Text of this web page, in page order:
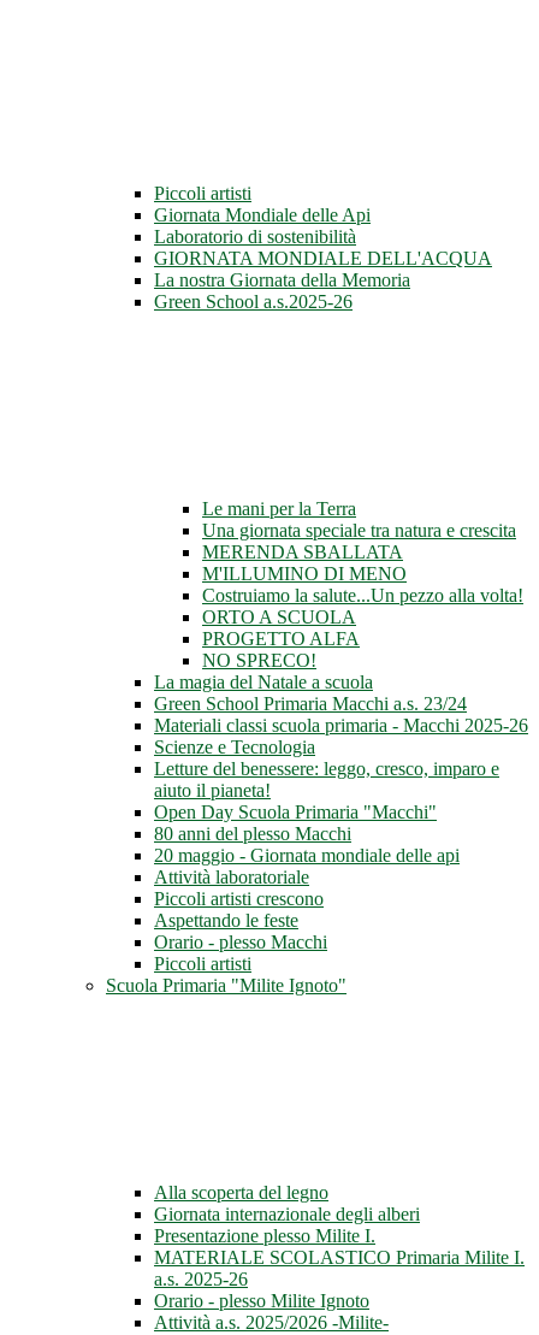
Piccoli artisti
Giornata Mondiale delle Api
Laboratorio di sostenibilità
GIORNATA MONDIALE DELL'ACQUA
La nostra Giornata della Memoria
Green School a.s.2025-26
Le mani per la Terra
Una giornata speciale tra natura e crescita
MERENDA SBALLATA
M'ILLUMINO DI MENO
Costruiamo la salute...Un pezzo alla volta!
ORTO A SCUOLA
PROGETTO ALFA
NO SPRECO!
La magia del Natale a scuola
Green School Primaria Macchi a.s. 23/24
Materiali classi scuola primaria - Macchi 2025-26
Scienze e Tecnologia
Letture del benessere: leggo, cresco, imparo e
aiuto il pianeta!
Open Day Scuola Primaria "Macchi"
80 anni del plesso Macchi
20 maggio - Giornata mondiale delle api
Attività laboratoriale
Piccoli artisti crescono
Aspettando le feste
Orario - plesso Macchi
Piccoli artisti
Scuola Primaria "Milite Ignoto"
Alla scoperta del legno
Giornata internazionale degli alberi
Presentazione plesso Milite I.
MATERIALE SCOLASTICO Primaria Milite I.
a.s. 2025-26
Orario - plesso Milite Ignoto
Attività a.s. 2025/2026 -Milite-